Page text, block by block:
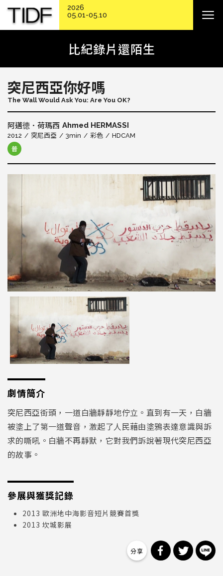
比紀錄片還陌生
突尼西亞你好嗎
The Wall Would Ask You: Are You OK?
阿邁徳．荷瑪西 Ahmed HERMASSI
2012 突尼西亞 3min 彩色 HDCAM
普
劇情簡介
突尼西亞街頭，一道白牆靜靜地佇立。直到有一天，白牆
被塗上了第一道聲音，激起了人民藉由塗鴉表達意識與訴
求的嘶吼。白牆不再靜默，它對我們訴說著現代突尼西亞
的故事。
參展與獲獎記錄
2013 歐洲地中海影音短片競賽首獎
2013 坎城影展
分享到分享到
2026
05.01-05.10